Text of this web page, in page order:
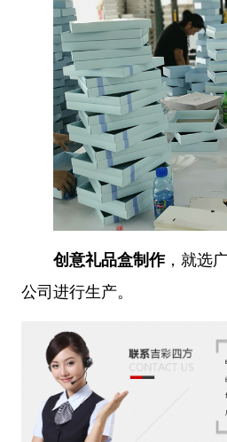
创意礼品盒制作，就选
公司进行生产。